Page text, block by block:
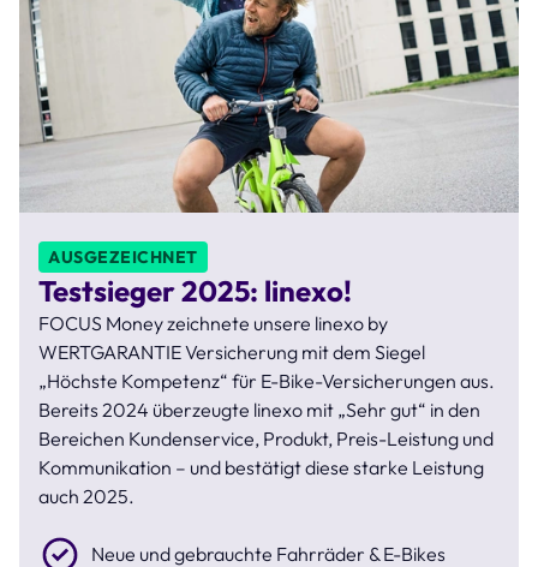
AUSGEZEICHNET
Testsieger 2025: linexo!
FOCUS Money zeichnete unsere linexo by
WERTGARANTIE Versicherung mit dem Siegel
„Höchste Kompetenz“ für E-Bike-Versicherungen aus.
Bereits 2024 überzeugte linexo mit „Sehr gut“ in den
Bereichen Kundenservice, Produkt, Preis-Leistung und
Kommunikation – und bestätigt diese starke Leistung
auch 2025.
Neue und gebrauchte Fahrräder & E-Bikes